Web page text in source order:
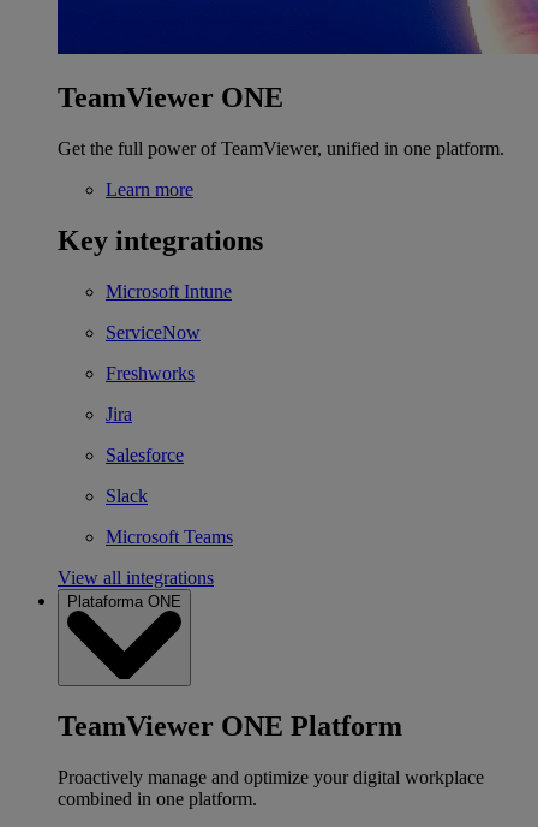
TeamViewer ONE
Get the full power of TeamViewer, unified in one platform.
Learn more
Key integrations
Microsoft Intune
ServiceNow
Freshworks
Jira
Salesforce
Slack
Microsoft Teams
View all integrations
Plataforma ONE
TeamViewer ONE Platform
Proactively manage and optimize your digital workplace
combined in one platform.